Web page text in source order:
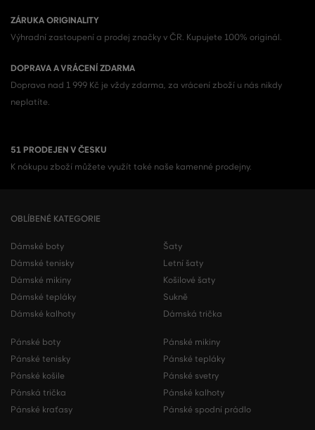
ZÁRUKA ORIGINALITY
Výhradní zastoupení a prodej značky v ČR. Kupujete 100% originál.
DOPRAVA A VRÁCENÍ ZDARMA
Doprava nad 1 999 Kč je vždy zdarma, za vrácení zboží u nás nikdy
neplatíte.
51 PRODEJEN V ČESKU
K nákupu zboží můžete využít také naše kamenné prodejny.
OBLÍBENÉ KATEGORIE
Dámské boty
Dámské tenisky
Dámské mikiny
Dámské tepláky
Dámské kalhoty
Šaty
Letní šaty
Košilové šaty
Sukně
Dámská trička
Pánské boty
Pánské tenisky
Pánské košile
Pánská trička
Pánské kraťasy
Pánské mikiny
Pánské tepláky
Pánské svetry
Pánské kalhoty
Pánské spodní prádlo